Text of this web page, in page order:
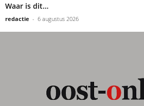
Waar is dit…
redactie - 6 augustus 2026